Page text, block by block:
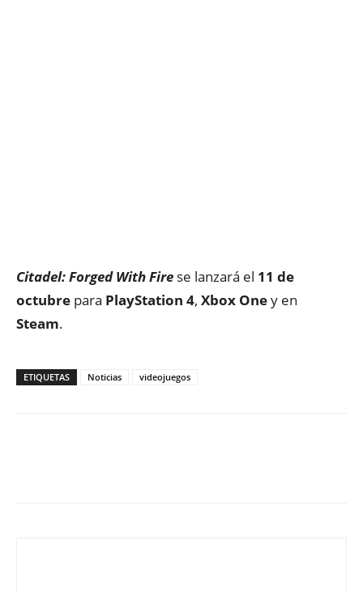
Citadel: Forged With Fire se lanzará el 11 de
octubre para PlayStation 4, Xbox Oney en
Steam.
ETIQUETAS Noticias videojuegos